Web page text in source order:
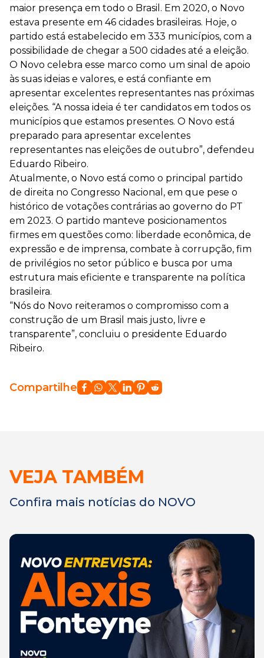
maior presença em todo o Brasil. Em 2020, o Novo
estava presente em 46 cidades brasileiras. Hoje, o
partido está estabelecido em 333 municípios, com a
possibilidade de chegar a 500 cidades até a eleição.
O Novo celebra esse marco como um sinal de apoio
às suas ideias e valores, e está confiante em
apresentar excelentes representantes nas próximas
eleições. “A nossa ideia é ter candidatos em todos os
municípios que estamos presentes. O Novo está
preparado para apresentar excelentes
representantes nas eleições de outubro”, defendeu
Eduardo Ribeiro.
Atualmente, o Novo está como o principal partido
de direita no Congresso Nacional, em que pese o
histórico de votações contrárias ao governo do PT
em 2023. O partido manteve posicionamentos
firmes em questões como: liberdade econômica, de
expressão e de imprensa, combate à corrupção, fim
de privilégios no setor público e busca por uma
estrutura mais eficiente e transparente na política
brasileira.
“Nós do Novo reiteramos o compromisso com a
construção de um Brasil mais justo, livre e
transparente”, concluiu o presidente Eduardo
Ribeiro.
Compartilhe
VEJA TAMBÉM
Confira mais notícias do NOVO